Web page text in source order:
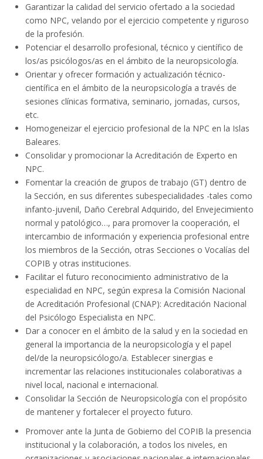
Garantizar la calidad del servicio ofertado a la sociedad
como NPC, velando por el ejercicio competente y riguroso
de la profesión.
Potenciar el desarrollo profesional, técnico y científico de
los/as psicólogos/as en el ámbito de la neuropsicología.
Orientar y ofrecer formación y actualización técnico-
científica en el ámbito de la neuropsicología a través de
sesiones clínicas formativa, seminario, jornadas, cursos,
etc.
Homogeneizar el ejercicio profesional de la NPC en la Islas
Baleares.
Consolidar y promocionar la Acreditación de Experto en
NPC.
Fomentar la creación de grupos de trabajo (GT) dentro de
la Sección, en sus diferentes subespecialidades -tales como
infanto-juvenil, Daño Cerebral Adquirido, del Envejecimiento
normal y patológico…, para promover la cooperación, el
intercambio de información y experiencia profesional entre
los miembros de la Sección, otras Secciones o Vocalías del
COPIB y otras instituciones.
Facilitar el futuro reconocimiento administrativo de la
especialidad en NPC, según expresa la Comisión Nacional
de Acreditación Profesional (CNAP): Acreditación Nacional
del Psicólogo Especialista en NPC.
Dar a conocer en el ámbito de la salud y en la sociedad en
general la importancia de la neuropsicología y el papel
del/de la neuropsicólogo/a. Establecer sinergias e
incrementar las relaciones institucionales colaborativas a
nivel local, nacional e internacional.
Consolidar la Sección de Neuropsicología con el propósito
de mantener y fortalecer el proyecto futuro.
Promover ante la Junta de Gobierno del COPIB la presencia
institucional y la colaboración, a todos los niveles, en